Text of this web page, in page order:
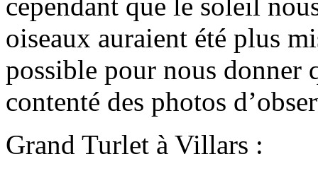
oiseaux auraient été plus
possible pour nous donner
contenté des photos
Grand Turlet à Villars :